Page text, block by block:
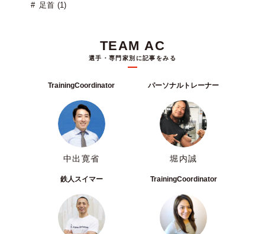
足首 (1)
TEAM AC
選手・専門家別に記事をみる
TrainingCoordinator
中出寛省
パーソナルトレーナー
堀内誠
鉄人スイマー TrainingCoordinator